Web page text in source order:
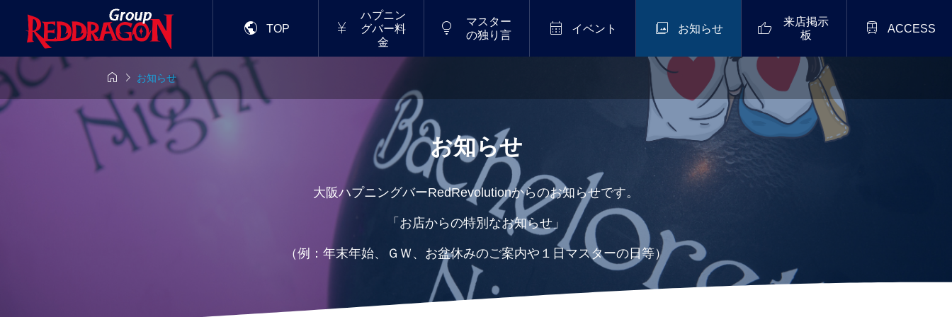
 TOP 
ハプニン
グバー料
金

マスター
の独り言
 イベント  お知らせ 
来店掲示
板
 ACCESS
  お知らせ
お知らせ
大阪ハプニングバーRedRevolutionからのお知らせです。
「お店からの特別なお知らせ」
（例：年末年始、ＧＷ、お盆休みのご案内や１日マスターの日等）